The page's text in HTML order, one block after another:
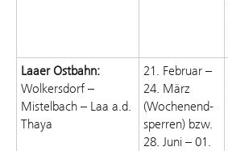
LaaerOstbahn:
Wolkersdorf –
Mistelbach – Laa a.d.
Thaya
21. Februar –
24. März
(Wochenend-
sperren) bzw.
28. Juni – 01.